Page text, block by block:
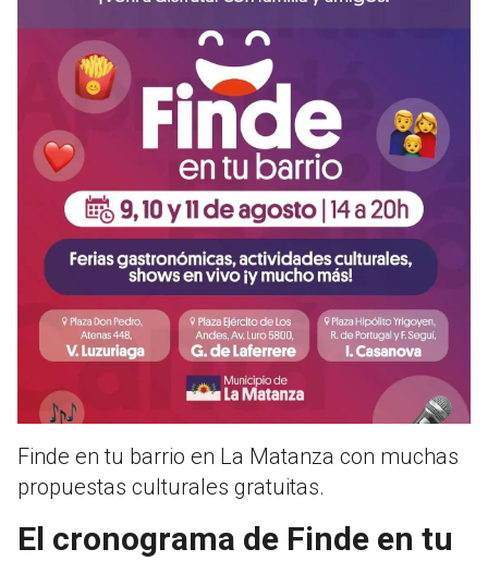
Finde en tu barrio en La Matanza con muchas
propuestas culturales gratuitas.
El cronograma de Finde en tu